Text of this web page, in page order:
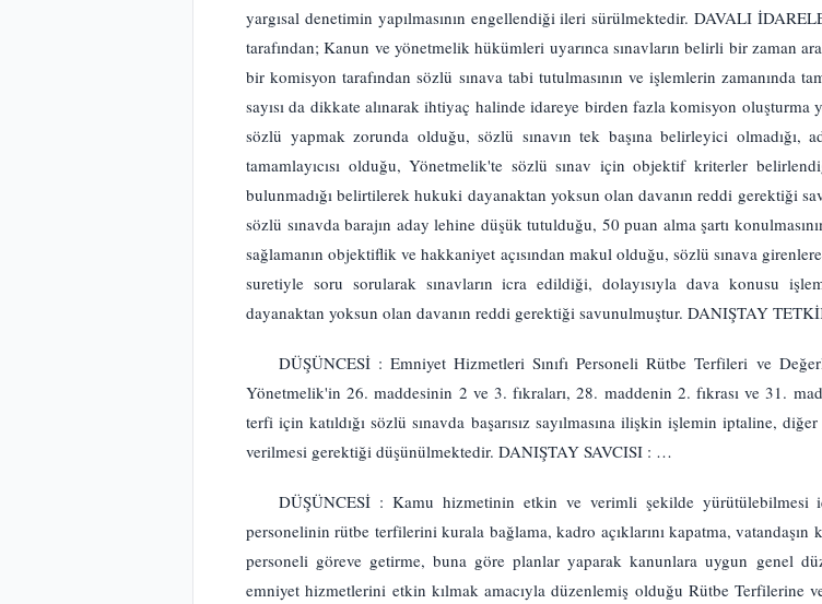
yargısal denetimin yapılmasının engellendiği ileri sürülmektedir. DAVALI
tarafından; Kanun ve yönetmelik hükümleri uyarınca sınavların belirli bir zaman
bir komisyon tarafından sözlü sınava tabi tutulmasının ve işlemlerin zamanında
sayısı da dikkate alınarak ihtiyaç halinde idareye birden fazla komisyon
sözlü yapmak zorunda olduğu, sözlü sınavın tek başına belirleyici olmadığı,
tamamlayıcısı olduğu, Yönetmelik'te sözlü sınav için objektif kriterler
bulunmadığı belirtilerek hukuki dayanaktan yoksun olan davanın reddi gerektiği
sözlü sınavda barajın aday lehine düşük tutulduğu, 50 puan alma şartı
sağlamanın objektiflik ve hakkaniyet açısından makul olduğu, sözlü sınava
suretiyle soru sorularak sınavların icra edildiği, dolayısıyla dava konusu
dayanaktan yoksun olan davanın reddi gerektiği savunulmuştur. DANIŞTAY
DÜŞÜNCESİ : Emniyet Hizmetleri Sınıfı Personeli Rütbe Terfileri ve
Yönetmelik'in 26. maddesinin 2 ve 3. fıkraları, 28. maddenin 2. fıkrası ve 31.
terfi için katıldığı sözlü sınavda başarısız sayılmasına ilişkin işlemin iptaline,
verilmesi gerektiği düşünülmektedir. DANIŞTAY SAVCISI : …
DÜŞÜNCESİ : Kamu hizmetinin etkin ve verimli şekilde
personelinin rütbe terfilerini kurala bağlama, kadro açıklarını kapatma,
personeli göreve getirme, buna göre planlar yaparak kanunlara uygun genel
emniyet hizmetlerini etkin kılmak amacıyla düzenlemiş olduğu Rütbe Terfilerine